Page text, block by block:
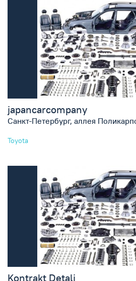
japancarcompany
Санкт-Петербург, аллея
Toyota
Kontrakt Detali